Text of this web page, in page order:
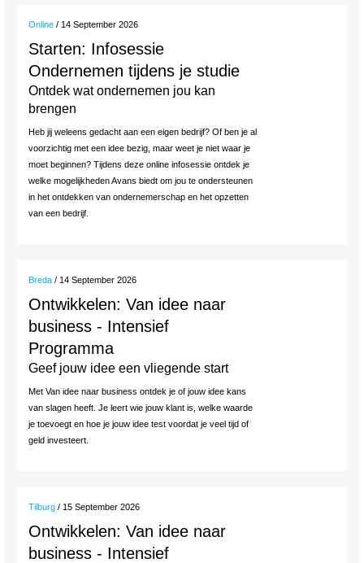
Online / 14 September 2026
Starten: Infosessie
Ondernemen tijdens je studie
Ontdek wat ondernemen jou kan
brengen
Heb jij weleens gedacht aan een eigen bedrijf? Of ben je al
voorzichtig met een idee bezig, maar weet je niet waar je
moet beginnen? Tijdens deze online infosessie ontdek je
welke mogelijkheden Avans biedt om jou te ondersteunen
in het ontdekken van ondernemerschap en het opzetten
van een bedrijf.
Breda / 14 September 2026
Ontwikkelen: Van idee naar
business - Intensief
Programma
Geef jouw idee een vliegende start
Met Van idee naar business ontdek je of jouw idee kans
van slagen heeft. Je leert wie jouw klant is, welke waarde
je toevoegt en hoe je jouw idee test voordat je veel tijd of
geld investeert.
Tilburg / 15 September 2026
Ontwikkelen: Van idee naar
business - Intensief